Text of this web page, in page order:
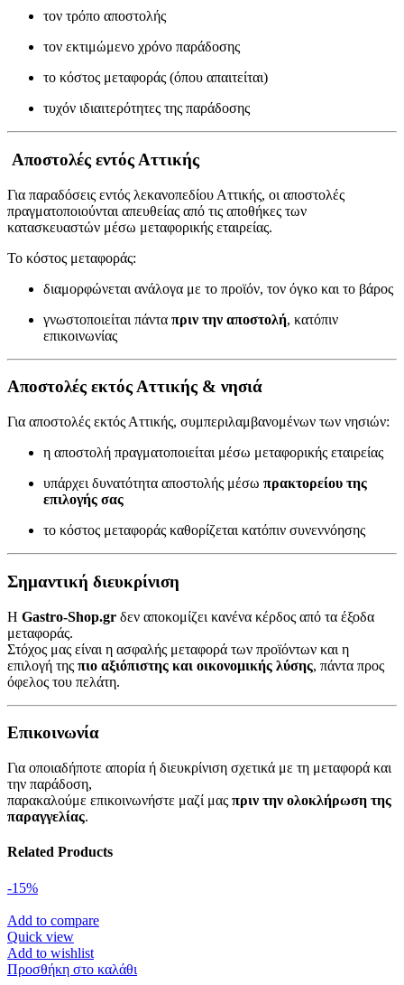
τον τρόπο αποστολής
τον εκτιμώμενο χρόνο παράδοσης
το κόστος μεταφοράς (όπου απαιτείται)
τυχόν ιδιαιτερότητες της παράδοσης
Αποστολές εντός Αττικής
Για παραδόσεις εντός λεκανοπεδίου Αττικής, οι αποστολές
πραγματοποιούνται απευθείας από τις αποθήκες των
κατασκευαστών μέσω μεταφορικής εταιρείας.
Το κόστος μεταφοράς:
διαμορφώνεται ανάλογα με το προϊόν, τον όγκο και το βάρος
γνωστοποιείται πάντα πριν την αποστολή, κατόπιν
επικοινωνίας
Αποστολές εκτός Αττικής & νησιά
Για αποστολές εκτός Αττικής, συμπεριλαμβανομένων των νησιών:
η αποστολή πραγματοποιείται μέσω μεταφορικής εταιρείας
υπάρχει δυνατότητα αποστολής μέσω πρακτορείου της
επιλογής σας
το κόστος μεταφοράς καθορίζεται κατόπιν συνεννόησης
Σημαντική διευκρίνιση
Η Gastro-Shop.gr δεν αποκομίζει κανένα κέρδος από τα έξοδα
μεταφοράς.
Στόχος μας είναι η ασφαλής μεταφορά των προϊόντων και η
επιλογή της πιο αξιόπιστης και οικονομικής λύσης, πάντα προς
όφελος του πελάτη.
Επικοινωνία
Για οποιαδήποτε απορία ή διευκρίνιση σχετικά με τη μεταφορά και
την παράδοση,
παρακαλούμε επικοινωνήστε μαζί μας πριν την ολοκλήρωση της
παραγγελίας.
Related Products
-15%
Add to compare
Quick view
Add to wishlist
Προσθήκη στο καλάθι